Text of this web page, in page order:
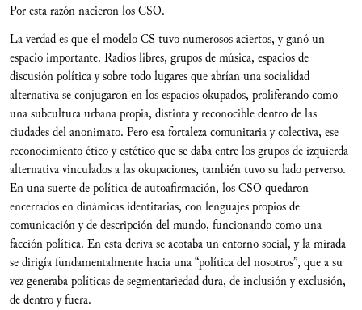
Por esta razón nacieron los CSO.
La verdad es que el modelo CS tuvo numerosos aciertos, y ganó un
espacio importante. Radios libres, grupos de música, espacios de
discusión política y sobre todo lugares que abrían una socialidad
alternativa se conjugaron en los espacios okupados, proliferando como
una subcultura urbana propia, distinta y reconocible dentro de las
ciudades del anonimato. Pero esa fortaleza comunitaria y colectiva, ese
reconocimiento ético y estético que se daba entre los grupos de izquierda
alternativa vinculados a las okupaciones, también tuvo su lado perverso.
En una suerte de política de autoafirmación, los CSO quedaron
encerrados en dinámicas identitarias, con lenguajes propios de
comunicación y de descripción del mundo, funcionando como una
facción política. En esta deriva se acotaba un entorno social, y la mirada
se dirigía fundamentalmente hacia una “política del nosotros”, que a su
vez generaba políticas de segmentariedad dura, de inclusión y exclusión,
de dentro y fuera.